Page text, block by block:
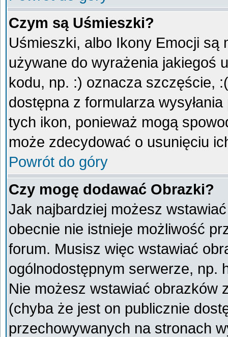
Czym są Uśmieszki?
Uśmieszki, albo Ikony Emocji są
używane do wyrażenia jakiegoś
kodu, np. :) oznacza szczęście,
dostępna z formularza
tych ikon, ponieważ mogą
może zdecydować o usunięciu
Powrót do góry
Czy mogę dodawać Obrazki?
Jak najbardziej możesz
obecnie nie istnieje możliwość
forum. Musisz więc wstawiać
ogólnodostępnym serwerze, np.
Nie możesz wstawiać obrazków
(chyba że jest on publicznie
przechowywanych na stronach